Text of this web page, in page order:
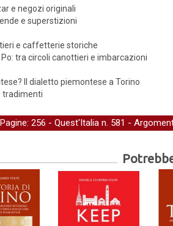
e negozi originali
e superstizioni
e caffetterie storiche
Po: tra circoli canottieri e imbarcazioni
Il dialetto piemontese a Torino
tradimenti
256 - Quest'Italia n. 581 -